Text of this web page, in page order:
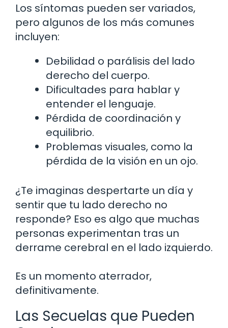
Los síntomas pueden ser variados,
pero algunos de los más comunes
incluyen:
Debilidad o parálisis del lado
derecho del cuerpo.
Dificultades para hablar y
entender el lenguaje.
Pérdida de coordinación y
equilibrio.
Problemas visuales, como la
pérdida de la visión en un ojo.
¿Te imaginas despertarte un día y
sentir que tu lado derecho no
responde? Eso es algo que muchas
personas experimentan tras un
derrame cerebral en el lado izquierdo.
Es un momento aterrador,
definitivamente.
Las Secuelas que Pueden